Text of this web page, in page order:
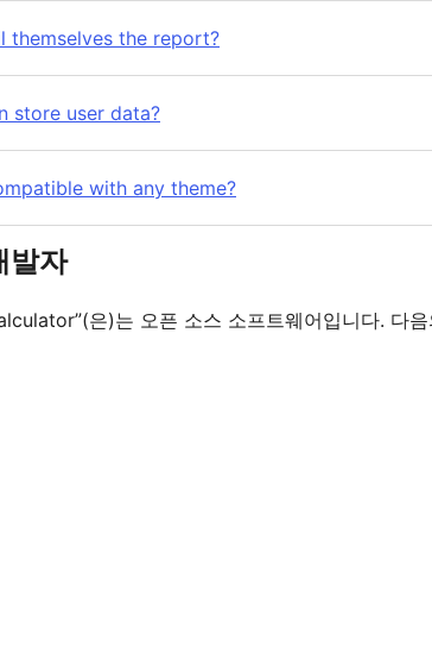
themselves the report?
store user data?
with any theme?
발자
은)는 오픈 소스 소프트웨어입니다. 다